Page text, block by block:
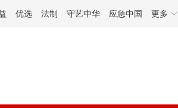
优选 法制 守艺中华 应急中国 更多